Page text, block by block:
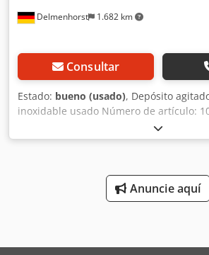
Delmenhorst 1.682 km
Consultar
Estado: bueno (usado), Depósito
inoxidable usado Número de artículo:
1600 l Tipo: Horizontal, sobre 4 patas
230 mm Material (en contacto con el
características: ATM Dimensiones del
exterior: 1215 mm Altura total: 1755
1.4301 / AISI 304 Equipamiento: Placa
Anuncie aquí